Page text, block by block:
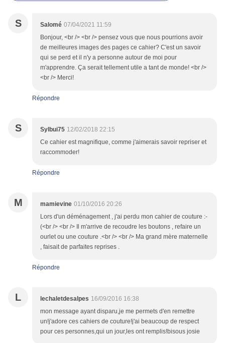
S Salomé 07/04/2021 11:59
Bonjour, <br /> <br /> pensez vous que nous pourrions avoir
de meilleures images des pages ce cahier? C'est un savoir
qui se perd et il n'y a personne autour de moi pour
m'apprendre. Ça serait tellement utile a tant de monde! <br />
<br /> Merci!
Répondre
S Sylbui75 12/02/2018 22:15
Ce cahier est magnifique, comme j'aimerais savoir repriser et
raccommoder!
Répondre
M mamievine 01/10/2016 20:26
Lors d'un déménagement , j'ai perdu mon cahier de couture :-
(<br /> <br /> Il m'arrive de recoudre les boutons , refaire un
ourlet ou une couture .<br /> <br /> Ma grand mère maternelle
, faisait de parfaites reprises .
Répondre
L lechaletdesalpes 16/09/2016 16:38
mon message ayant disparu,je me permets d'en remettre
un!j'adore ces cahiers de couture!j'ai beaucoup de respect
pour ces personnes,qui un jour,les ont remplis!bisous josie